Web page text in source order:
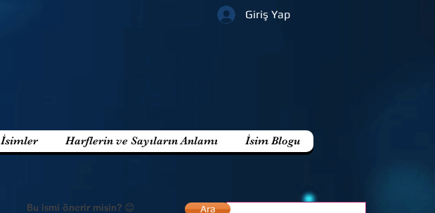
Giriş Yap
İsimler Harflerin ve Sayıların Anlamı İsim Blogu
Bu ismi önerir misin? 😊 Ara